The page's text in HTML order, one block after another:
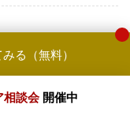
しました
る（無料）
相談会 開催中